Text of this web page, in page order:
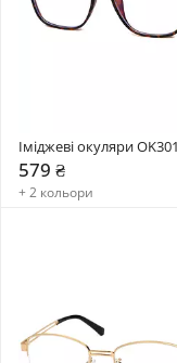
Іміджеві окуляри
579 ₴
+ 2 кольори